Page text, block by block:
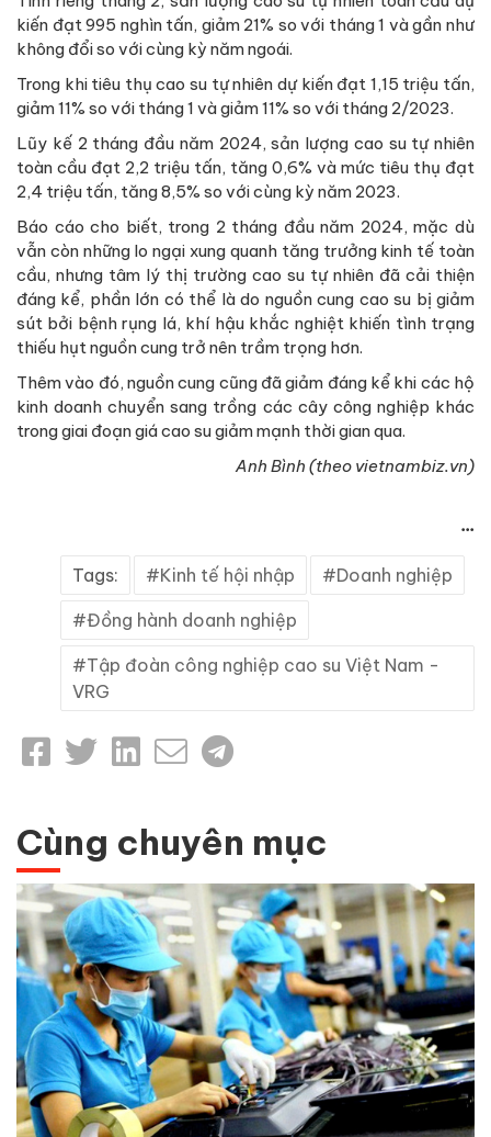
kiến đạt 995 nghìn tấn, giảm 21% so với tháng 1 và gần như
không đổi so với cùng kỳ năm ngoái.
Trong khi tiêu thụ cao su tự nhiên dự kiến đạt 1,15 triệu tấn,
giảm 11% so với tháng 1 và giảm 11% so với tháng 2/2023.
Lũy kế 2 tháng đầu năm 2024, sản lượng cao su tự nhiên
toàn cầu đạt 2,2 triệu tấn, tăng 0,6% và mức tiêu thụ đạt
2,4 triệu tấn, tăng 8,5% so với cùng kỳ năm 2023.
Báo cáo cho biết, trong 2 tháng đầu năm 2024, mặc dù
vẫn còn những lo ngại xung quanh tăng trưởng kinh tế toàn
cầu, nhưng tâm lý thị trường cao su tự nhiên đã cải thiện
đáng kể, phần lớn có thể là do nguồn cung cao su bị giảm
sút bởi bệnh rụng lá, khí hậu khắc nghiệt khiến tình trạng
thiếu hụt nguồn cung trở nên trầm trọng hơn.
Thêm vào đó, nguồn cung cũng đã giảm đáng kể khi các hộ
kinh doanh chuyển sang trồng các cây công nghiệp khác
trong giai đoạn giá cao su giảm mạnh thời gian qua.
Anh Bình (theo vietnambiz.vn)
...
Tags: Kinh tế hội nhập Doanh nghiệp
Đồng hành doanh nghiệp
Tập đoàn công nghiệp cao su Việt Nam -
VRG
Cùng chuyên mục